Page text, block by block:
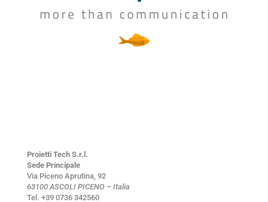
Proietti Tech S.r.l.
Sede Principale
Via Piceno Aprutina, 92
63100 ASCOLI PICENO – Italia
Tel. +39 0736 342560